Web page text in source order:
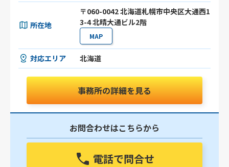
所在地
〒060-0042 北海道札幌市中央区大通西1
3-4 北晴大通ビル2階
MAP
対応エリア 北海道
事務所の詳細を見る
お問合わせはこちらから
電話で問合せ